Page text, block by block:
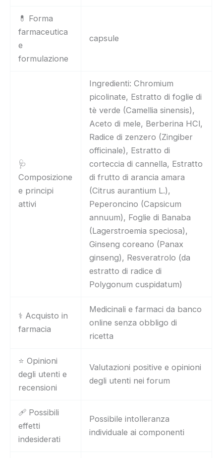
💊 Forma
farmaceutica
e
formulazione
capsule
🩺
Composizione
e principi
attivi
Ingredienti: Chromium
picolinate, Estratto di foglie di
tè verde (Camellia sinensis),
Aceto di mele, Berberina HCl,
Radice di zenzero (Zingiber
officinale), Estratto di
corteccia di cannella, Estratto
di frutto di arancia amara
(Citrus aurantium L.),
Peperoncino (Capsicum
annuum), Foglie di Banaba
(Lagerstroemia speciosa),
Ginseng coreano (Panax
ginseng), Resveratrolo (da
estratto di radice di
Polygonum cuspidatum)
⚕️ Acquisto in
farmacia
Medicinali e farmaci da banco
online senza obbligo di
ricetta
⭐ Opinioni
degli utenti e
recensioni
Valutazioni positive e opinioni
degli utenti nei forum
🩹 Possibili
effetti
indesiderati
Possibile intolleranza
individuale ai componenti